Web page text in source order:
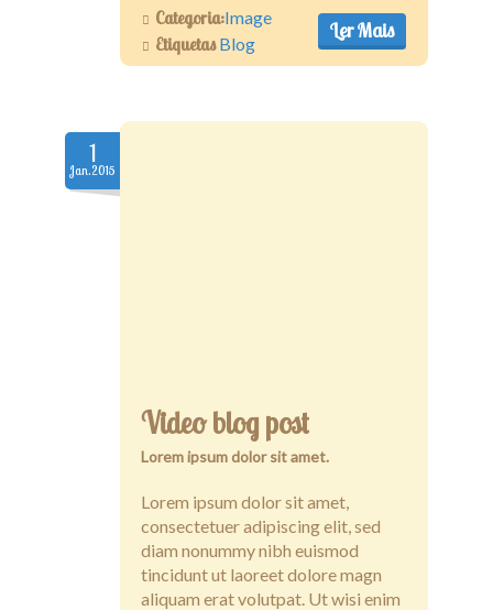
Ler Mais
Categoria:Image
Etiquetas Blog
1
Jan.2015
Video blog post
Lorem ipsum dolor sit amet.
Lorem ipsum dolor sit amet,
consectetuer adipiscing elit, sed
diam nonummy nibh euismod
tincidunt ut laoreet dolore magn
aliquam erat volutpat. Ut wisi enim